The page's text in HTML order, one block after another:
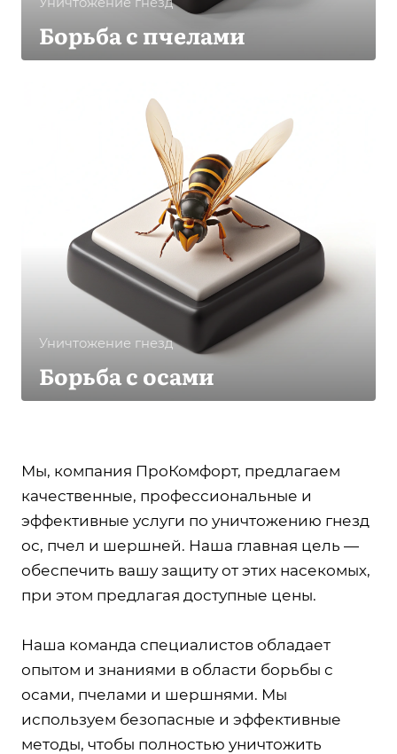
Борьба с пчелами
Уничтожение гнезд
Борьба с осами
Мы, компания ПроКомфорт, предлагаем
качественные, профессиональные и
эффективные услуги по уничтожению гнезд
ос, пчел и шершней. Наша главная цель —
обеспечить вашу защиту от этих насекомых,
при этом предлагая доступные цены.
Наша команда специалистов обладает
опытом и знаниями в области борьбы с
осами, пчелами и шершнями. Мы
используем безопасные и эффективные
методы, чтобы полностью уничтожить